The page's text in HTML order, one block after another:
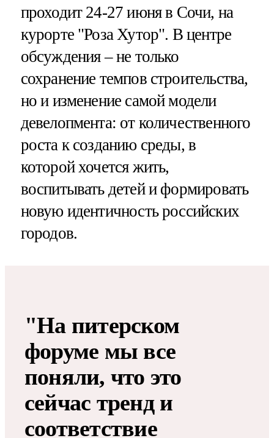
проходит 24-27 июня в Сочи, на
курорте "Роза Хутор". В центре
обсуждения – не только
сохранение темпов строительства,
но и изменение самой модели
девелопмента: от количественного
роста к созданию среды, в
которой хочется жить,
воспитывать детей и формировать
новую идентичность российских
городов.
"На питерском
форуме мы все
поняли, что это
сейчас тренд и
соответствие